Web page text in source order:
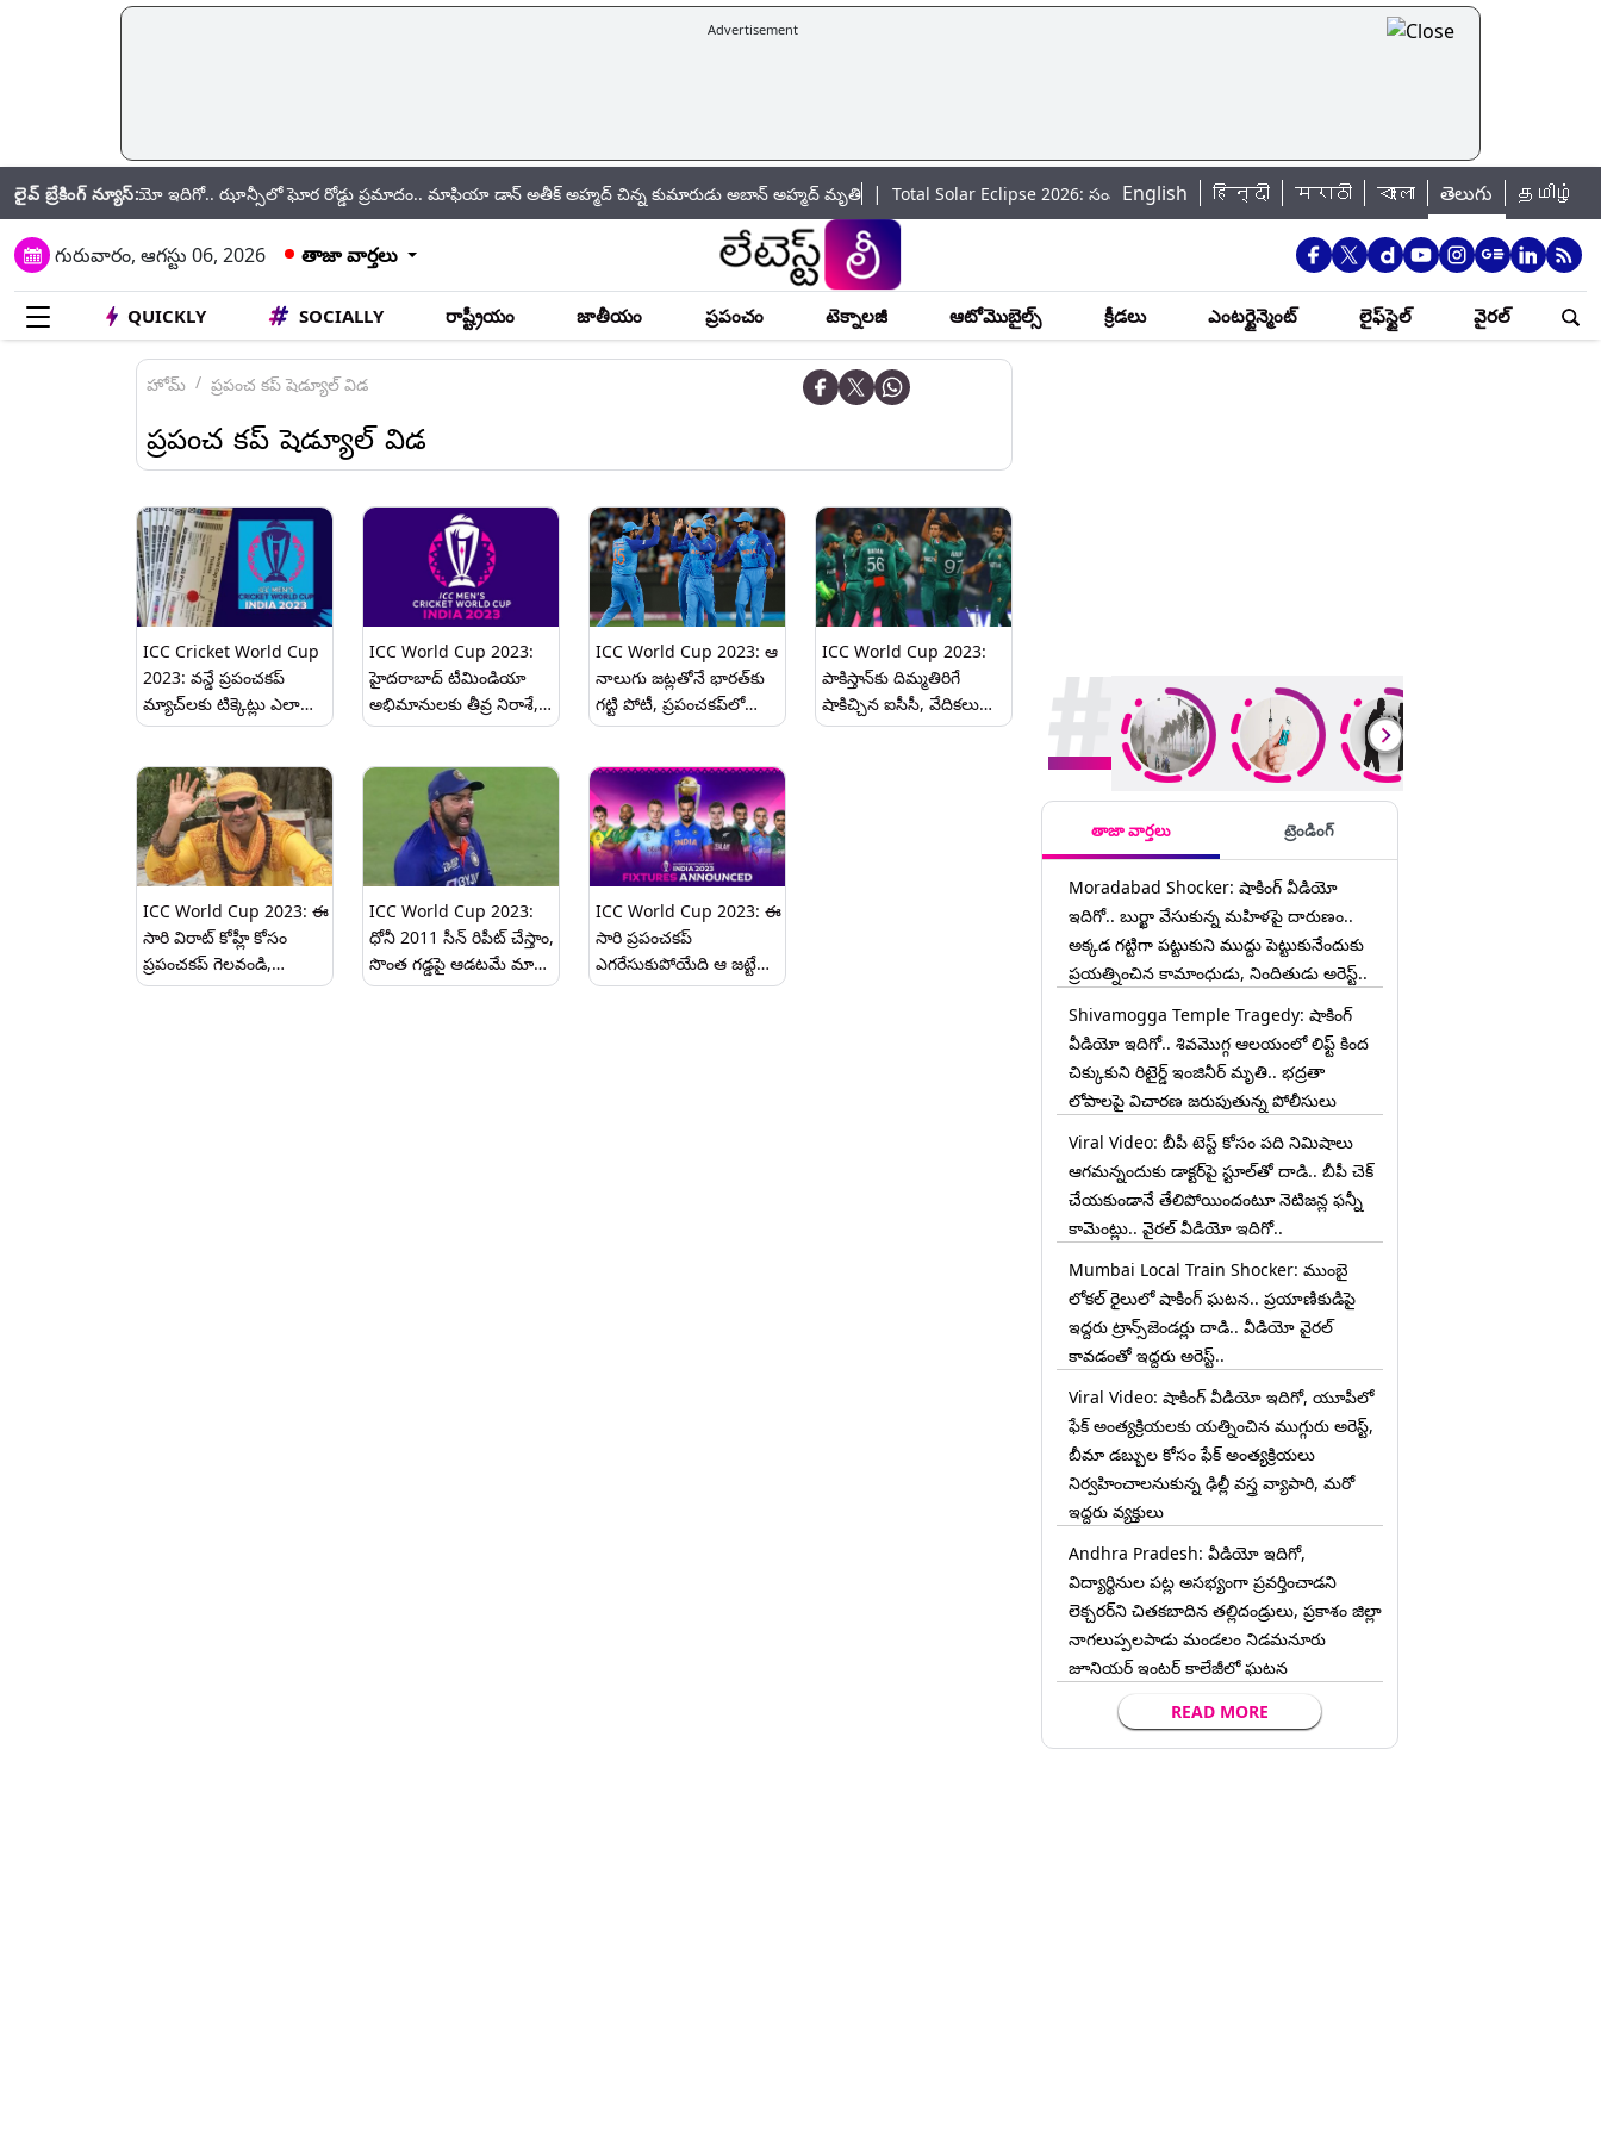
Advertisement
లైవ్ బ్రేకింగ్ న్యూస్:
వీడియో ఇదిగో.. ఝాన్సీలో ఘోర రోడ్డు ప్రమాదం.. మాఫియా డాన్ అతీక్ అహ్మద్ చిన్న కుమారుడు అబాన్ అహ్మద్ మృతి|Total Solar Eclipse 2026: సంపూర్ణ సూర్యగ్రహణం ఎప్పుడు.. భారత్‌లో కనిపిస్తుందా.. ఆ రోజు అసలు ఏం జరుగుతుంది..
English हिन्दी मराठी বাংলা తెలుగు தமிழ்
గురువారం, ఆగస్టు 06, 2026 తాజా వార్తలు
QUICKLY SOCIALLY రాష్ట్రీయం జాతీయం ప్రపంచం టెక్నాలజీ ఆటోమొబైల్స్ క్రీడలు ఎంటర్టైన్మెంట్ లైఫ్‌స్టైల్ వైరల్
హోమ్ ప్రపంచ కప్‌ షెడ్యూల్ విడ
ప్రపంచ కప్‌ షెడ్యూల్ విడ
ICC Cricket World Cup
2023: వన్డే ప్రపంచకప్
మ్యాచ్‌లకు టిక్కెట్లు ఎలా
కొనుగోలు చేయాలి, ICC
ధరలు, బుకింగ్ వివరాలు
ఇవిగో..
ICC World Cup 2023:
హైదరాబాద్ టీమిండియా
అభిమానులకు తీవ్ర నిరాశే,
ఉప్పల్ స్టేడియంలో భారత్
ICC World Cup 2023: ఆ
నాలుగు జట్లతోనే భారత్‌కు
గట్టి పోటీ, ప్రపంచకప్‌లో
టీమిండియా ఆడబోయే
ICC World Cup 2023:
పాకిస్తాన్‌కు దిమ్మతిరిగే
షాకిచ్చిన ఐసీసీ, వేదికలు
మార్చే ప్రసక్తే లేదని స్ఫష్టం
ICC World Cup 2023: ఈ
సారి విరాట్ కోహ్లీ కోసం
ప్రపంచకప్ గెలవండి,
టీమిండియా మాజీ డాషింగ్
ICC World Cup 2023:
ధోనీ 2011 సీన్ రిపీట్ చేస్తాం,
సొంత గ‌డ్డ‌పై ఆడటమే మా
బలం, ప్రపంచకప్ టోర్నీపై
ICC World Cup 2023: ఈ
సారి ప్రపంచకప్
ఎగరేసుకుపోయేది ఆ జట్టేనా,
టైటిల్ ఫేవరేట్‌గా బరిలోకి
తాజా వార్తలు ట్రెండింగ్
Moradabad Shocker: షాకింగ్ వీడియో
ఇదిగో.. బుర్ఖా వేసుకున్న మహిళపై దారుణం..
అక్కడ గట్టిగా పట్టుకుని ముద్దు పెట్టుకునేందుకు
ప్రయత్నించిన కామాంధుడు, నిందితుడు అరెస్ట్..
Shivamogga Temple Tragedy: షాకింగ్
వీడియో ఇదిగో.. శివమొగ్గ ఆలయంలో లిఫ్ట్ కింద
చిక్కుకుని రిటైర్డ్ ఇంజినీర్ మృతి.. భద్రతా
లోపాలపై విచారణ జరుపుతున్న పోలీసులు
Viral Video: బీపీ టెస్ట్‌ కోసం పది నిమిషాలు
ఆగమన్నందుకు డాక్టర్‌పై స్టూల్‌తో దాడి.. బీపీ చెక్
చేయకుండానే తేలిపోయిందంటూ నెటిజన్ల ఫన్నీ
కామెంట్లు.. వైరల్ వీడియో ఇదిగో..
Mumbai Local Train Shocker: ముంబై
లోకల్ రైలులో షాకింగ్ ఘటన.. ప్రయాణికుడిపై
ఇద్దరు ట్రాన్స్‌జెండర్లు దాడి.. వీడియో వైరల్
కావడంతో ఇద్దరు అరెస్ట్..
Viral Video: షాకింగ్ వీడియో ఇదిగో, యూపీలో
ఫేక్ అంత్యక్రియలకు యత్నించిన ముగ్గురు అరెస్ట్,
బీమా డబ్బుల కోసం ఫేక్ అంత్యక్రియలు
నిర్వహించాలనుకున్న ఢిల్లీ వస్త్ర వ్యాపారి, మరో
ఇద్దరు వ్యక్తులు
Andhra Pradesh: వీడియో ఇదిగో,
విద్యార్థినుల పట్ల అసభ్యంగా ప్రవర్తించాడని
లెక్చ‌ర‌ర్‌ని చిత‌క‌బాదిన త‌ల్లిదండ్రులు, ప్రకాశం జిల్లా
నాగలుప్పలపాడు మండలం నిడమనూరు
జూనియర్ ఇంటర్ కాలేజీలో ఘటన
READ MORE